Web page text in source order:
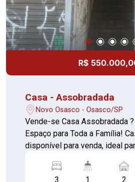
R$
Casa - Assobradada
Novo Osasco - Osasco/SP
Vende-se Casa Assobradada
Espaço para Toda a Família! Casa assobradada
disponível para venda, ideal
interno! Características do imóvel: 3 dormitórios
3 1 2